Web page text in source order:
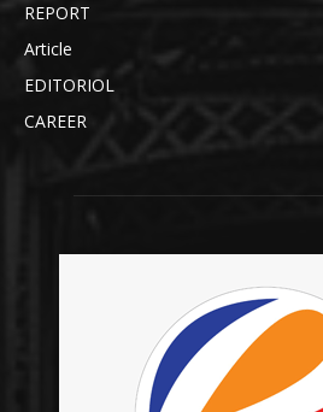
REPORT
Article
EDITORIOL
CAREER